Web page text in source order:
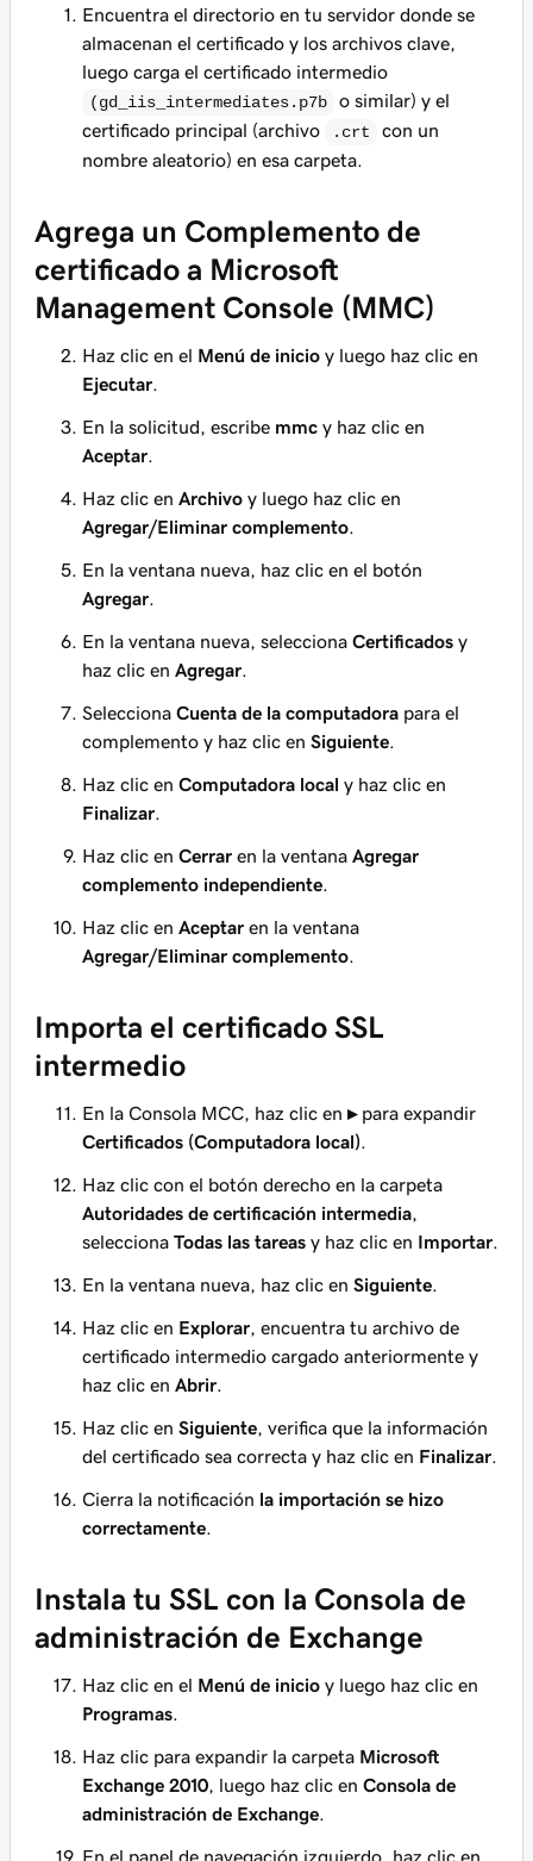
Encuentra el directorio en tu servidor donde se
almacenan el certificado y los archivos clave,
luego carga el certificado intermedio
(gd_iis_intermediates.p7b
o similar) y el
certificado principal (archivo
.crt
con un
nombre aleatorio) en esa carpeta.
Agrega un Complemento de
certificado a Microsoft
Management Console (MMC)
Haz clic en el Menú de inicio y luego haz clic en
Ejecutar
En la solicitud, escribe mmc y haz clic en
Aceptar
Haz clic en Archivo y luego haz clic en
Agregar/Eliminar complemento
En la ventana nueva, haz clic en el botón
Agregar
En la ventana nueva, selecciona Certificados y
haz clic en Agregar
Selecciona Cuenta de la computadora para el
complemento y haz clic en Siguiente
Haz clic en Computadora local y haz clic en
Finalizar
Haz clic en Cerrar en la ventana Agregar
complemento independiente
Haz clic en Aceptar en la ventana
Agregar/Eliminar complemento
Importa el certificado SSL
intermedio
En la Consola MCC, haz clic en ▸para expandir
Certificados (Computadora local)
Haz clic con el botón derecho en la carpeta
Autoridades de certificación intermedia
selecciona Todas las tareas y haz clic en Importar
En la ventana nueva, haz clic en Siguiente
Haz clic en Explorar , encuentra tu archivo de
certificado intermedio cargado anteriormente y
haz clic en Abrir
Haz clic en Siguiente , verifica que la información
del certificado sea correcta y haz clic en Finalizar
Cierra la notificación la importación se hizo
correctamente
Instala tu SSL con la Consola de
administración de Exchange
Haz clic en el Menú de inicio y luego haz clic en
Programas
Haz clic para expandir la carpeta Microsoft
Exchange 2010 , luego haz clic en Consola de
administración de Exchange
En el panel de navegación izquierdo, haz clic en